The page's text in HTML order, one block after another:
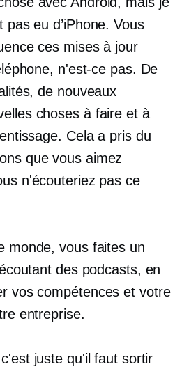
pas eu d’iPhone. Vous
ces mises à jour
n'est-ce pas. De
de nouveaux
choses à faire et à
Cela a pris du
que vous aimez
n'écouteriez pas ce
monde, vous faites un
des podcasts, en
vos compétences et votre
entreprise.
juste qu'il faut sortir